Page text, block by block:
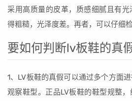
采用高质量的皮革，质感细腻且有
得粗糙，光泽度差。再者，可以仔细
要如何判断lv板鞋的真
1、LV板鞋的真假可以通过多个方面
观察鞋型。正品LV板鞋的鞋型规整